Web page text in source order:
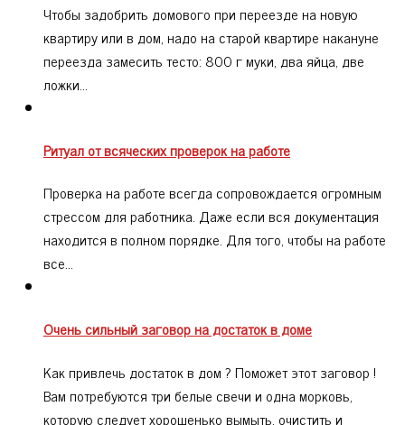
Чтобы задобрить домового при переезде на новую
квартиру или в дом, надо на старой квартире накануне
переезда замесить тесто: 800 г муки, два яйца, две
ложки…
Ритуал от всяческих проверок на работе
Проверка на работе всегда сопровождается огромным
стрессом для работника. Даже если вся документация
находится в полном порядке. Для того, чтобы на работе
все…
Очень сильный заговор на достаток в доме
Как привлечь достаток в дом ? Поможет этот заговор !
Вам потребуются три белые свечи и одна морковь,
которую следует хорошенько вымыть, очистить и